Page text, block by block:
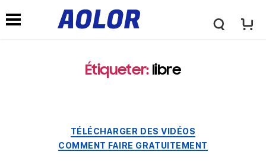
L
o
Étiqueter: libre
Catégories
TÉLÉCHARGER DES VIDÉOS
COMMENT FAIRE GRATUITEMENT